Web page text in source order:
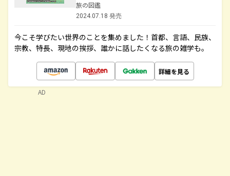
旅の図鑑
2024.07.18 発売
今こそ学びたい世界のことを集めました！首都、言語、民族、
宗教、特長、現地の挨拶、誰かに話したくなる旅の雑学も。
詳細を見る
AD